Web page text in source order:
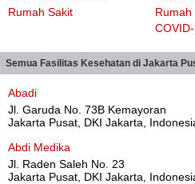
Rumah Sakit
Rumah
Semua Fasilitas Kesehatan di Jakarta
Abadi
Jl. Garuda No. 73B Kemayoran
Jakarta Pusat, DKI Jakarta,
Abdi Medika
Jl. Raden Saleh No. 23
Jakarta Pusat, DKI Jakarta,